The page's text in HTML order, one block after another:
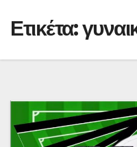
Ετικέτα: